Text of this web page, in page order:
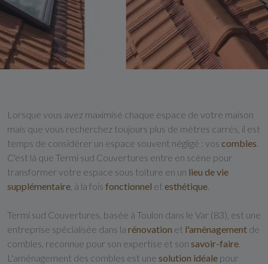
Lorsque vous avez maximisé chaque espace de votre maison
mais que vous recherchez toujours plus de mètres carrés, il est
temps de considérer un espace souvent négligé : vos combles
C'est là que Termi sud Couvertures entre en scène pour
transformer votre espace sous toiture en un lieu de vie
supplémentaire , à la fois fonctionnel et esthétique
Termi sud Couvertures, basée à Toulon dans le Var (83), est une
entreprise spécialisée dans la rénovation et l'aménagement de
combles, reconnue pour son expertise et son savoir-faire
L'aménagement des combles est une solution idéale pour